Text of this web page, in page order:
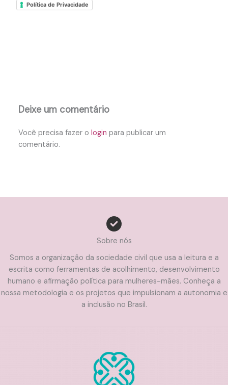
Política de Privacidade
Deixe um comentário
Você precisa fazer ologin para publicar um
comentário.
Sobre nós
Somos a organização da sociedade civil que usa a leitura e a
escrita como ferramentas de acolhimento, desenvolvimento
humano e afirmação política para mulheres-mães. Conheça a
nossa metodologia e os projetos que impulsionam a autonomia e
a inclusão no Brasil.